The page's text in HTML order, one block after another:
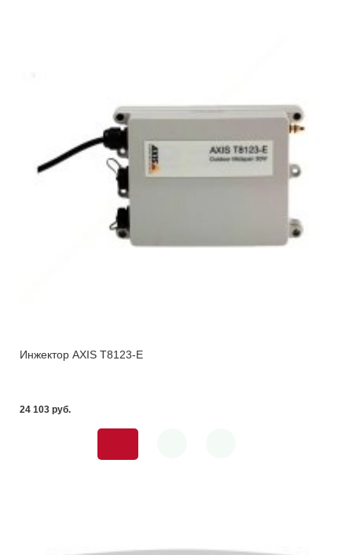
Инжектор AXIS T8123-E
24 103 pуб.